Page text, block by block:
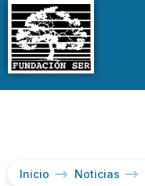
Inicio Noticias